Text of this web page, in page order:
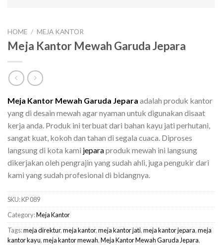
HOME / MEJA KANTOR
Meja Kantor Mewah Garuda Jepara
Meja Kantor Mewah Garuda Jepara adalah produk kantor
yang di desain mewah agar nyaman untuk digunakan disaat
kerja anda. Produk ini terbuat dari bahan kayu jati perhutani,
sangat kuat, kokoh dan tahan di segala cuaca. Diproses
langsung di kota kami jeparaproduk mewah ini langsung
dikerjakan oleh pengrajin yang sudah ahli, juga pengukir dari
kami yang sudah profesional di bidangnya.
SKU:KP 089
Category:Meja Kantor
Tags:meja direktur,meja kantor,meja kantor jati,meja kantor jepara,meja
kantor kayu,meja kantor mewah,Meja Kantor Mewah Garuda Jepara,